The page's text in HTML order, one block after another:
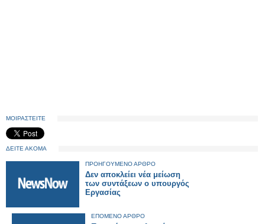
ΜΟΙΡΑΣΤΕΙΤΕ
ΔΕΙΤΕ ΑΚΟΜΑ
ΠΡΟΗΓΟΥΜΕΝΟ ΑΡΘΡΟ
Δεν αποκλείει νέα μείωση
των συντάξεων ο υπουργός
Εργασίας
ΕΠΟΜΕΝΟ ΑΡΘΡΟ